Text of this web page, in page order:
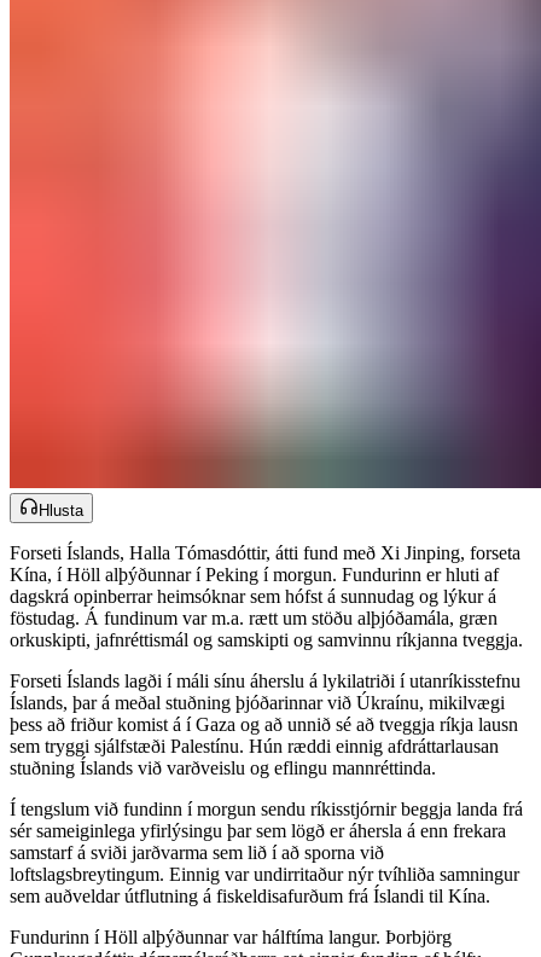
Hlusta
Forseti Íslands, Halla Tómasdóttir, átti fund með Xi Jinping, forseta
Kína, í Höll alþýðunnar í Peking í morgun. Fundurinn er hluti af
dagskrá opinberrar heimsóknar sem hófst á sunnudag og lýkur á
föstudag. Á fundinum var m.a. rætt um stöðu alþjóðamála, græn
orkuskipti, jafnréttismál og samskipti og samvinnu ríkjanna tveggja.​​​​‌ ‍ ​‍​‍‌‍ ‌ ​‍‌‍‍‌‌‍‌ ‌‍‍‌‌‍ ‍​‍​‍​ ‍‍​‍​‍‌ ​ ‌‍​‌‌‍ ‍‌‍‍‌‌ ‌​‌ ‍‌​‍ ‍‌‍‍‌‌‍ ​‍​‍​‍ ​​‍​‍‌‍‍​‌ ​‍‌‍‌‌‌‍‌‍​‍​‍​ ‍‍​‍​‍‌‍‍​‌ ‌​‌ ‌​‌ ​​‌ ​ ​‍ ​‍ ‌‍‌‍‌‍ ‌ ​‍‌ ​ ‌‍‌‌‌ ‌​‌‍‍‌​‍ ‌‌‍‍‌‌ ​ ‌‍ ​‌‍​‌‌‍ ‍‌‍‌​‌ ​ ​‍ ‍‌ ‌‍‌‍‌‌‌ ​‍‌‍​ ‌‍‌‌‌‍ ​​‍ ‍‌‍​‌‌ ​​‌ ​​​‍ ‌ ​ ‌ ‌​‌ ‌‌‌‍‌​‌‍‍‌‌‍ ​‍ ‌‍‍‌‌‍ ‍‌ ‌​‌‍‌‌‌‍ ‍‌ ‌​​‍ ‌‍‌‌‌‍‌​‌‍‍‌‌ ‌​​‍ ‌‍ ‌‌‍ ‌‍‌​‌‍‌‌​ ‌‌ ​​‌ ​‍‌‍‌‌‌ ​ ‌‍‌‌‌‍ ‍‌ ‌​‌‍​‌‌ ‌​‌‍‍‌‌‍ ‌‍ ‍​ ‍ ‌‍‍‌‌‍‌​​ ‌‌ ​ ‌​‍‌‌​‌​‌‍‍​‌​​‌‌‍‌​‌‍​ ​ ‌‌‌‌‌​‌​​ ‌‌‍​‌‌​ ‌‌‌‌‌​‍‌​ ‌​‌​ ‌​ ​ ‌‌​ ‌‌‌​‌​​‍‌​‌‍‌​‌​​ ‍ ‌ ‌​‌ ‍‌‌ ​​‌‍‌‌​ ‌‌‍ ‍‌‍‌‌‌ ‌ ‌ ​ ​ ‍ ‌ ​​‌‍​‌‌ ‌​‌‍‍​​ ‌‌ ​​‌‍​‌‌‍‌ ‌‍‌‌‌​​‍‌ ‌‌‌‍‍‌‌‍ ​‌‍‌​‌‍‌‌‌ ​‍​‍‌‌​ ‌‌‌​​‍‌‌ ‌‍‍ ‌‍‌‌‌ ‍‌​‍‌‌​ ​ ‌​‌​​‍‌‌​ ​ ‌​‌​​‍‌‌​ ​‍​ ​‍‌ ​‍‌‍‍‌‌‍​ ‌‍‍​‌ ‌​‌‍‌‌‌ ‍​‌ ‌​​‍ ‌‌ ‌‍‌‍‍‍‌ ‍‍​ ‍‌‌ ​‍‌‍​ ‌‍‌​​ ‍‌​ ‍‌​‍‌‌​ ​‍​ ​‍​‍‌‌​ ‌‌‌​‌​​‍ ‍‌‍​ ‌‍ ‌‍ ‍‌ ‌​‌‍‌‌‌‍ ‍‌ ‌​​‍‌‌​ ‌‌‌​​‍‌‌ ‌‍‍ ‌‍‌‌‌ ‍‌​‍‌‌​ ​ ‌​‌​​‍‌‌​ ​ ‌​‌​​‍‌‌​ ​‍​ ​‍​ ​‍​ ‌​​ ‍​‌‍​‌​ ‍​​ ​‍‌‍​ ​ ​‍​ ​‍​ ​​‌‍​ ​ ‌​​‍‌‌​ ​‍​ ​‍​‍‌‌​ ‌‌‌​‌​​‍ ‍‌‍​ ‌‍‍​‌‍‍‌‌‍ ​‌‍‌​‌ ​‍‌‍‌‌‌‍ ‍​‍‌‌​ ‌‌‌​​‍‌‌ ‌‍‍ ‌‍‌‌‌ ‍‌​‍‌‌​ ​ ‌​‌​​‍‌‌​ ​ ‌​‌​​‍‌‌​ ​‍​ ​‍​ ​‌‌‍​‍‌‍‌‌‌‍‌‍​ ‌‌‌‍‌‍​ ‌ ​ ‍‌‌‍​ ​ ​‍​ ‌ ‌‍​ ​‍‌‌​ ​‍​ ​‍​‍‌‌​ ‌‌‌​‌​​‍ ‍‌ ‌​‌‍‌‌‌ ‍​‌ ‌​​ ‌‍​‍‌‍​‌‌ ​ ‌‍‌‌‌‌‌‌‌ ​‍‌‍ ​​ ‌‌‍‍​‌ ‌​‌ ‌​‌ ​​‌ ​ ​‍‌‌​ ​‍‌​‌‍​‍‌‌​ ​‍‌​‌‍‌‍‌‍‌‍ ‌ ​‍‌ ​ ‌‍‌‌‌ ‌​‌‍‍‌​‍ ‌‌‍‍‌‌ ​ ‌‍ ​‌‍​‌‌‍ ‍‌‍‌​‌ ​ ​‍ ‍‌ ‌‍‌‍‌‌‌ ​‍‌‍​ ‌‍‌‌‌‍ ​​‍ ‍‌‍​‌‌ ​​‌ ​​​‍‌‌​ ​‍‌​‌‍‌ ​ ‌ ‌​‌ ‌‌‌‍‌​‌‍‍‌‌‍ ​‍‌‍‌‍‍‌‌‍‌​​ ‌‌ ​ ‌​‍‌‌​‌​‌‍‍​‌​​‌‌‍‌​‌‍​ ​ ‌‌‌‌‌​‌​​ ‌‌‍​‌‌​ ‌‌‌‌‌​‍‌​ ‌​‌​ ‌​ ​ ‌‌​ ‌‌‌​‌​​‍‌​‌‍‌​‌​​‍‌‍‌ ‌​‌ ‍‌‌ ​​‌‍‌‌​ ‌‌‍ ‍‌‍‌‌‌ ‌ ‌ ​ ​‍‌‍‌ ​​‌‍​‌‌ ‌​‌‍‍​​ ‌‌ ​​‌‍​‌‌‍‌ ‌‍‌‌‌​​‍‌ ‌‌‌‍‍‌‌‍ ​‌‍‌​‌‍‌‌‌ ​‍​‍‌‌​ ‌‌‌​​‍‌‌ ‌‍‍ ‌‍‌‌‌ ‍‌​‍‌‌​ ​ ‌​‌​​‍‌‌​ ​ ‌​‌​​‍‌‌​ ​‍​ ​‍‌ ​‍‌‍‍‌‌‍​ ‌‍‍​‌ ‌​‌‍‌‌‌ ‍​‌ ‌​​‍ ‌‌ ‌‍‌‍‍‍‌ ‍‍​ ‍‌‌ ​‍‌‍​ ‌‍‌​​ ‍‌​ ‍‌​‍‌‌​ ​‍​ ​‍​‍‌‌​ ‌‌‌​‌​​‍ ‍‌‍​ ‌‍ ‌‍ ‍‌ ‌​‌‍‌‌‌‍ ‍‌ ‌​​‍‌‌​ ‌‌‌​​‍‌‌ ‌‍‍ ‌‍‌‌‌ ‍‌​‍‌‌​ ​ ‌​‌​​‍‌‌​ ​ ‌​‌​​‍‌‌​ ​‍​ ​‍​ ​‍​ ‌​​ ‍​‌‍​‌​ ‍​​ ​‍‌‍​ ​ ​‍​ ​‍​ ​​‌‍​ ​ ‌​​‍‌‌​ ​‍​ ​‍​‍‌‌​ ‌‌‌​‌​​‍ ‍‌‍​ ‌‍‍​‌‍‍‌‌‍ ​‌‍‌​‌ ​‍‌‍‌‌‌‍ ‍​‍‌‌​ ‌‌‌​​‍‌‌ ‌‍‍ ‌‍‌‌‌ ‍‌​‍‌‌​ ​ ‌​‌​​‍‌‌​ ​ ‌​‌​​‍‌‌​ ​‍​ ​‍​ ​‌‌‍​‍‌‍‌‌‌‍‌‍​ ‌‌‌‍‌‍​ ‌ ​ ‍‌‌‍​ ​ ​‍​ ‌ ‌‍​ ​‍‌‌​ ​‍​ ​‍​‍‌‌​ ‌‌‌​‌​​‍ ‍‌ ‌​‌‍‌‌‌ ‍​‌ ‌​​‍‌‍‌ ​​‌‍‌‌‌ ​‍‌ ​ ‌ ​​‌‍‌‌‌‍​ ‌ ‌​‌‍‍‌‌ ‌‍‌‍‌‌​ ‌‌ ​​‌ ‌‌‌‍​‍‌‍ ​‌‍‍‌‌ ​ ‌‍‍​‌‍‌‌‌‍‌​​‍​‍‌ ‌
Forseti Íslands lagði í máli sínu áherslu á lykilatriði í utanríkisstefnu
Íslands, þar á meðal stuðning þjóðarinnar við Úkraínu, mikilvægi
þess að friður komist á í Gaza og að unnið sé að tveggja ríkja lausn
sem tryggi sjálfstæði Palestínu. Hún ræddi einnig afdráttarlausan
stuðning Íslands við varðveislu og eflingu mannréttinda.​​​​‌ ‍ ​‍​‍‌‍ ‌ ​‍‌‍‍‌‌‍‌ ‌‍‍‌‌‍ ‍​‍​‍​ ‍‍​‍​‍‌ ​ ‌‍​‌‌‍ ‍‌‍‍‌‌ ‌​‌ ‍‌​‍ ‍‌‍‍‌‌‍ ​‍​‍​‍ ​​‍​‍‌‍‍​‌ ​‍‌‍‌‌‌‍‌‍​‍​‍​ ‍‍​‍​‍‌‍‍​‌ ‌​‌ ‌​‌ ​​‌ ​ ​‍ ​‍ ‌‍‌‍‌‍ ‌ ​‍‌ ​ ‌‍‌‌‌ ‌​‌‍‍‌​‍ ‌‌‍‍‌‌ ​ ‌‍ ​‌‍​‌‌‍ ‍‌‍‌​‌ ​ ​‍ ‍‌ ‌‍‌‍‌‌‌ ​‍‌‍​ ‌‍‌‌‌‍ ​​‍ ‍‌‍​‌‌ ​​‌ ​​​‍ ‌ ​ ‌ ‌​‌ ‌‌‌‍‌​‌‍‍‌‌‍ ​‍ ‌‍‍‌‌‍ ‍‌ ‌​‌‍‌‌‌‍ ‍‌ ‌​​‍ ‌‍‌‌‌‍‌​‌‍‍‌‌ ‌​​‍ ‌‍ ‌‌‍ ‌‍‌​‌‍‌‌​ ‌‌ ​​‌ ​‍‌‍‌‌‌ ​ ‌‍‌‌‌‍ ‍‌ ‌​‌‍​‌‌ ‌​‌‍‍‌‌‍ ‌‍ ‍​ ‍ ‌‍‍‌‌‍‌​​ ‌‌ ​ ‌​‍‌‌​‌​‌‍‍​‌​​‌‌‍‌​‌‍​ ​ ‌‌‌‌‌​‌​​ ‌‌‍​‌‌​ ‌‌‌‌‌​‍‌​ ‌​‌​ ‌​ ​ ‌‌​ ‌‌‌​‌​​‍‌​‌‍‌​‌​​ ‍ ‌ ‌​‌ ‍‌‌ ​​‌‍‌‌​ ‌‌‍ ‍‌‍‌‌‌ ‌ ‌ ​ ​ ‍ ‌ ​​‌‍​‌‌ ‌​‌‍‍​​ ‌‌ ​​‌‍​‌‌‍‌ ‌‍‌‌‌​​‍‌ ‌‌‌‍‍‌‌‍ ​‌‍‌​‌‍‌‌‌ ​‍​‍‌‌​ ‌‌‌​​‍‌‌ ‌‍‍ ‌‍‌‌‌ ‍‌​‍‌‌​ ​ ‌​‌​​‍‌‌​ ​ ‌​‌​​‍‌‌​ ​‍​ ​‍‌ ​‍‌‍‍‌‌‍​ ‌‍‍​‌ ‌​‌‍‌‌‌ ‍​‌ ‌​​‍ ‌‌ ‌‍‌‍‍‍‌ ‍‍​ ‍‌‌ ​‍‌‍​ ‌‍‌​​ ‍‌​ ‍‌​‍‌‌​ ​‍​ ​‍​‍‌‌​ ‌‌‌​‌​​‍ ‍‌‍​ ‌‍ ‌‍ ‍‌ ‌​‌‍‌‌‌‍ ‍‌ ‌​​‍‌‌​ ‌‌‌​​‍‌‌ ‌‍‍ ‌‍‌‌‌ ‍‌​‍‌‌​ ​ ‌​‌​​‍‌‌​ ​ ‌​‌​​‍‌‌​ ​‍​ ​‍​ ‍​‌‍‌‍‌‍​‍​ ‌‍​ ‌ ​ ​‍​ ​ ​ ‌‍​ ‌‍​ ​ ​ ​‌​ ‍​​‍‌‌​ ​‍​ ​‍​‍‌‌​ ‌‌‌​‌​​‍ ‍‌‍​ ‌‍‍​‌‍‍‌‌‍ ​‌‍‌​‌ ​‍‌‍‌‌‌‍ ‍​‍‌‌​ ‌‌‌​​‍‌‌ ‌‍‍ ‌‍‌‌‌ ‍‌​‍‌‌​ ​ ‌​‌​​‍‌‌​ ​ ‌​‌​​‍‌‌​ ​‍​ ​‍​ ‌ ​ ‌‌​ ‌‍​ ‍‌​ ‌​​ ​ ​ ‌ ​ ‌ ‌‍​‍​ ‍‌‌‍‌‍‌‍​‌​‍‌‌​ ​‍​ ​‍​‍‌‌​ ‌‌‌​‌​​‍ ‍‌ ‌​‌‍‌‌‌ ‍​‌ ‌​​ ‌‍​‍‌‍​‌‌ ​ ‌‍‌‌‌‌‌‌‌ ​‍‌‍ ​​ ‌‌‍‍​‌ ‌​‌ ‌​‌ ​​‌ ​ ​‍‌‌​ ​‍‌​‌‍​‍‌‌​ ​‍‌​‌‍‌‍‌‍‌‍ ‌ ​‍‌ ​ ‌‍‌‌‌ ‌​‌‍‍‌​‍ ‌‌‍‍‌‌ ​ ‌‍ ​‌‍​‌‌‍ ‍‌‍‌​‌ ​ ​‍ ‍‌ ‌‍‌‍‌‌‌ ​‍‌‍​ ‌‍‌‌‌‍ ​​‍ ‍‌‍​‌‌ ​​‌ ​​​‍‌‌​ ​‍‌​‌‍‌ ​ ‌ ‌​‌ ‌‌‌‍‌​‌‍‍‌‌‍ ​‍‌‍‌‍‍‌‌‍‌​​ ‌‌ ​ ‌​‍‌‌​‌​‌‍‍​‌​​‌‌‍‌​‌‍​ ​ ‌‌‌‌‌​‌​​ ‌‌‍​‌‌​ ‌‌‌‌‌​‍‌​ ‌​‌​ ‌​ ​ ‌‌​ ‌‌‌​‌​​‍‌​‌‍‌​‌​​‍‌‍‌ ‌​‌ ‍‌‌ ​​‌‍‌‌​ ‌‌‍ ‍‌‍‌‌‌ ‌ ‌ ​ ​‍‌‍‌ ​​‌‍​‌‌ ‌​‌‍‍​​ ‌‌ ​​‌‍​‌‌‍‌ ‌‍‌‌‌​​‍‌ ‌‌‌‍‍‌‌‍ ​‌‍‌​‌‍‌‌‌ ​‍​‍‌‌​ ‌‌‌​​‍‌‌ ‌‍‍ ‌‍‌‌‌ ‍‌​‍‌‌​ ​ ‌​‌​​‍‌‌​ ​ ‌​‌​​‍‌‌​ ​‍​ ​‍‌ ​‍‌‍‍‌‌‍​ ‌‍‍​‌ ‌​‌‍‌‌‌ ‍​‌ ‌​​‍ ‌‌ ‌‍‌‍‍‍‌ ‍‍​ ‍‌‌ ​‍‌‍​ ‌‍‌​​ ‍‌​ ‍‌​‍‌‌​ ​‍​ ​‍​‍‌‌​ ‌‌‌​‌​​‍ ‍‌‍​ ‌‍ ‌‍ ‍‌ ‌​‌‍‌‌‌‍ ‍‌ ‌​​‍‌‌​ ‌‌‌​​‍‌‌ ‌‍‍ ‌‍‌‌‌ ‍‌​‍‌‌​ ​ ‌​‌​​‍‌‌​ ​ ‌​‌​​‍‌‌​ ​‍​ ​‍​ ‍​‌‍‌‍‌‍​‍​ ‌‍​ ‌ ​ ​‍​ ​ ​ ‌‍​ ‌‍​ ​ ​ ​‌​ ‍​​‍‌‌​ ​‍​ ​‍​‍‌‌​ ‌‌‌​‌​​‍ ‍‌‍​ ‌‍‍​‌‍‍‌‌‍ ​‌‍‌​‌ ​‍‌‍‌‌‌‍ ‍​‍‌‌​ ‌‌‌​​‍‌‌ ‌‍‍ ‌‍‌‌‌ ‍‌​‍‌‌​ ​ ‌​‌​​‍‌‌​ ​ ‌​‌​​‍‌‌​ ​‍​ ​‍​ ‌ ​ ‌‌​ ‌‍​ ‍‌​ ‌​​ ​ ​ ‌ ​ ‌ ‌‍​‍​ ‍‌‌‍‌‍‌‍​‌​‍‌‌​ ​‍​ ​‍​‍‌‌​ ‌‌‌​‌​​‍ ‍‌ ‌​‌‍‌‌‌ ‍​‌ ‌​​‍‌‍‌ ​​‌‍‌‌‌ ​‍‌ ​ ‌ ​​‌‍‌‌‌‍​ ‌ ‌​‌‍‍‌‌ ‌‍‌‍‌‌​ ‌‌ ​​‌ ‌‌‌‍​‍‌‍ ​‌‍‍‌‌ ​ ‌‍‍​‌‍‌‌‌‍‌​​‍​‍‌ ‌
Í tengslum við fundinn í morgun sendu ríkisstjórnir beggja landa frá
sér sameiginlega yfirlýsingu þar sem lögð er áhersla á enn frekara
samstarf á sviði jarðvarma sem lið í að sporna við
loftslagsbreytingum. Einnig var undirritaður nýr tvíhliða samningur
sem auðveldar útflutning á fiskeldisafurðum frá Íslandi til Kína.​​​​‌ ‍ ​‍​‍‌‍ ‌ ​‍‌‍‍‌‌‍‌ ‌‍‍‌‌‍ ‍​‍​‍​ ‍‍​‍​‍‌ ​ ‌‍​‌‌‍ ‍‌‍‍‌‌ ‌​‌ ‍‌​‍ ‍‌‍‍‌‌‍ ​‍​‍​‍ ​​‍​‍‌‍‍​‌ ​‍‌‍‌‌‌‍‌‍​‍​‍​ ‍‍​‍​‍‌‍‍​‌ ‌​‌ ‌​‌ ​​‌ ​ ​‍ ​‍ ‌‍‌‍‌‍ ‌ ​‍‌ ​ ‌‍‌‌‌ ‌​‌‍‍‌​‍ ‌‌‍‍‌‌ ​ ‌‍ ​‌‍​‌‌‍ ‍‌‍‌​‌ ​ ​‍ ‍‌ ‌‍‌‍‌‌‌ ​‍‌‍​ ‌‍‌‌‌‍ ​​‍ ‍‌‍​‌‌ ​​‌ ​​​‍ ‌ ​ ‌ ‌​‌ ‌‌‌‍‌​‌‍‍‌‌‍ ​‍ ‌‍‍‌‌‍ ‍‌ ‌​‌‍‌‌‌‍ ‍‌ ‌​​‍ ‌‍‌‌‌‍‌​‌‍‍‌‌ ‌​​‍ ‌‍ ‌‌‍ ‌‍‌​‌‍‌‌​ ‌‌ ​​‌ ​‍‌‍‌‌‌ ​ ‌‍‌‌‌‍ ‍‌ ‌​‌‍​‌‌ ‌​‌‍‍‌‌‍ ‌‍ ‍​ ‍ ‌‍‍‌‌‍‌​​ ‌‌ ​ ‌​‍‌‌​‌​‌‍‍​‌​​‌‌‍‌​‌‍​ ​ ‌‌‌‌‌​‌​​ ‌‌‍​‌‌​ ‌‌‌‌‌​‍‌​ ‌​‌​ ‌​ ​ ‌‌​ ‌‌‌​‌​​‍‌​‌‍‌​‌​​ ‍ ‌ ‌​‌ ‍‌‌ ​​‌‍‌‌​ ‌‌‍ ‍‌‍‌‌‌ ‌ ‌ ​ ​ ‍ ‌ ​​‌‍​‌‌ ‌​‌‍‍​​ ‌‌ ​​‌‍​‌‌‍‌ ‌‍‌‌‌​​‍‌ ‌‌‌‍‍‌‌‍ ​‌‍‌​‌‍‌‌‌ ​‍​‍‌‌​ ‌‌‌​​‍‌‌ ‌‍‍ ‌‍‌‌‌ ‍‌​‍‌‌​ ​ ‌​‌​​‍‌‌​ ​ ‌​‌​​‍‌‌​ ​‍​ ​‍‌ ​‍‌‍‍‌‌‍​ ‌‍‍​‌ ‌​‌‍‌‌‌ ‍​‌ ‌​​‍ ‌‌ ‌‍‌‍‍‍‌ ‍‍​ ‍‌‌ ​‍‌‍​ ‌‍‌​​ ‍‌​ ‍‌​‍‌‌​ ​‍​ ​‍​‍‌‌​ ‌‌‌​‌​​‍ ‍‌‍​ ‌‍ ‌‍ ‍‌ ‌​‌‍‌‌‌‍ ‍‌ ‌​​‍‌‌​ ‌‌‌​​‍‌‌ ‌‍‍ ‌‍‌‌‌ ‍‌​‍‌‌​ ​ ‌​‌​​‍‌‌​ ​ ‌​‌​​‍‌‌​ ​‍​ ​‍​ ‍​​ ​​​ ‌​​ ​ ‌‍​‌​ ​ ​ ​ ​ ‍​​ ​ ​ ‍‌​ ‌ ‌‍​ ​‍‌‌​ ​‍​ ​‍​‍‌‌​ ‌‌‌​‌​​‍ ‍‌‍​ ‌‍‍​‌‍‍‌‌‍ ​‌‍‌​‌ ​‍‌‍‌‌‌‍ ‍​‍‌‌​ ‌‌‌​​‍‌‌ ‌‍‍ ‌‍‌‌‌ ‍‌​‍‌‌​ ​ ‌​‌​​‍‌‌​ ​ ‌​‌​​‍‌‌​ ​‍​ ​‍​ ​ ‌‍​‍‌‍​‍‌‍‌‌​ ‍‌‌‍​‌‌‍​ ​ ​‍‌‍‌‍​ ‍​‌‍‌‌‌‍​ ​‍‌‌​ ​‍​ ​‍​‍‌‌​ ‌‌‌​‌​​‍ ‍‌ ‌​‌‍‌‌‌ ‍​‌ ‌​​ ‌‍​‍‌‍​‌‌ ​ ‌‍‌‌‌‌‌‌‌ ​‍‌‍ ​​ ‌‌‍‍​‌ ‌​‌ ‌​‌ ​​‌ ​ ​‍‌‌​ ​‍‌​‌‍​‍‌‌​ ​‍‌​‌‍‌‍‌‍‌‍ ‌ ​‍‌ ​ ‌‍‌‌‌ ‌​‌‍‍‌​‍ ‌‌‍‍‌‌ ​ ‌‍ ​‌‍​‌‌‍ ‍‌‍‌​‌ ​ ​‍ ‍‌ ‌‍‌‍‌‌‌ ​‍‌‍​ ‌‍‌‌‌‍ ​​‍ ‍‌‍​‌‌ ​​‌ ​​​‍‌‌​ ​‍‌​‌‍‌ ​ ‌ ‌​‌ ‌‌‌‍‌​‌‍‍‌‌‍ ​‍‌‍‌‍‍‌‌‍‌​​ ‌‌ ​ ‌​‍‌‌​‌​‌‍‍​‌​​‌‌‍‌​‌‍​ ​ ‌‌‌‌‌​‌​​ ‌‌‍​‌‌​ ‌‌‌‌‌​‍‌​ ‌​‌​ ‌​ ​ ‌‌​ ‌‌‌​‌​​‍‌​‌‍‌​‌​​‍‌‍‌ ‌​‌ ‍‌‌ ​​‌‍‌‌​ ‌‌‍ ‍‌‍‌‌‌ ‌ ‌ ​ ​‍‌‍‌ ​​‌‍​‌‌ ‌​‌‍‍​​ ‌‌ ​​‌‍​‌‌‍‌ ‌‍‌‌‌​​‍‌ ‌‌‌‍‍‌‌‍ ​‌‍‌​‌‍‌‌‌ ​‍​‍‌‌​ ‌‌‌​​‍‌‌ ‌‍‍ ‌‍‌‌‌ ‍‌​‍‌‌​ ​ ‌​‌​​‍‌‌​ ​ ‌​‌​​‍‌‌​ ​‍​ ​‍‌ ​‍‌‍‍‌‌‍​ ‌‍‍​‌ ‌​‌‍‌‌‌ ‍​‌ ‌​​‍ ‌‌ ‌‍‌‍‍‍‌ ‍‍​ ‍‌‌ ​‍‌‍​ ‌‍‌​​ ‍‌​ ‍‌​‍‌‌​ ​‍​ ​‍​‍‌‌​ ‌‌‌​‌​​‍ ‍‌‍​ ‌‍ ‌‍ ‍‌ ‌​‌‍‌‌‌‍ ‍‌ ‌​​‍‌‌​ ‌‌‌​​‍‌‌ ‌‍‍ ‌‍‌‌‌ ‍‌​‍‌‌​ ​ ‌​‌​​‍‌‌​ ​ ‌​‌​​‍‌‌​ ​‍​ ​‍​ ‍​​ ​​​ ‌​​ ​ ‌‍​‌​ ​ ​ ​ ​ ‍​​ ​ ​ ‍‌​ ‌ ‌‍​ ​‍‌‌​ ​‍​ ​‍​‍‌‌​ ‌‌‌​‌​​‍ ‍‌‍​ ‌‍‍​‌‍‍‌‌‍ ​‌‍‌​‌ ​‍‌‍‌‌‌‍ ‍​‍‌‌​ ‌‌‌​​‍‌‌ ‌‍‍ ‌‍‌‌‌ ‍‌​‍‌‌​ ​ ‌​‌​​‍‌‌​ ​ ‌​‌​​‍‌‌​ ​‍​ ​‍​ ​ ‌‍​‍‌‍​‍‌‍‌‌​ ‍‌‌‍​‌‌‍​ ​ ​‍‌‍‌‍​ ‍​‌‍‌‌‌‍​ ​‍‌‌​ ​‍​ ​‍​‍‌‌​ ‌‌‌​‌​​‍ ‍‌ ‌​‌‍‌‌‌ ‍​‌ ‌​​‍‌‍‌ ​​‌‍‌‌‌ ​‍‌ ​ ‌ ​​‌‍‌‌‌‍​ ‌ ‌​‌‍‍‌‌ ‌‍‌‍‌‌​ ‌‌ ​​‌ ‌‌‌‍​‍‌‍ ​‌‍‍‌‌ ​ ‌‍‍​‌‍‌‌‌‍‌​​‍​‍‌ ‌
Fundurinn í Höll alþýðunnar var hálftíma langur. Þorbjörg